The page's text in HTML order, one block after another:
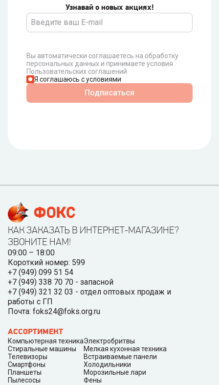
Узнавай о новых акциях!
Вы автоматически соглашаетесь на обработку
персональных данных и принимаете условия
Пользовательских соглашений
Я соглашаюсь с условиями
Подписаться
КАК ЗАКАЗАТЬ В ИНТЕРНЕТ-МАГАЗИНЕ?
ЗВОНИТЕ НАМ!
09:00 – 18:00
Короткий номер: 599
+7 (949) 099 51 54
+7 (949) 338 70 70 - запасной
+7 (949) 321 32 03 - отдел оптовых продаж и
работы с ГП
Почта: foks24@foks.org.ru
АССОРТИМЕНТ
Компьютерная техника
Стиральные машины
Телевизоры
Смартфоны
Планшеты
Пылесосы
Электробритвы
Мелкая кухонная техника
Встраиваемые панели
Холодильники
Морозильные лари
Фены